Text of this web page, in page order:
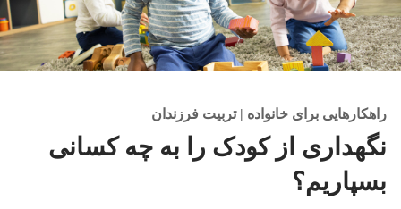
راهکارهایی برای خانواده | تربیت فرزندان
نگهداری از کودک را به چه کسانی
بسپاریم؟‏